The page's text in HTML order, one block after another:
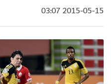
2015-05-15 03:07